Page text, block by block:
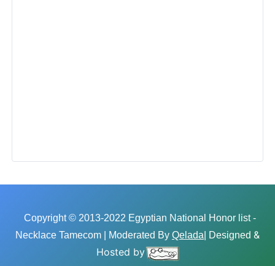
Copyright © 2013-2022 Egyptian National Honor list -
Necklace Tamecom | Moderated By Qelada | Designed &
Hosted by